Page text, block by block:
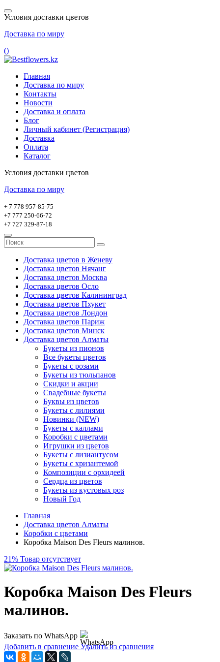
Условия доставки цветов
Доставка по миру
()
Главная
Доставка по миру
Контакты
Новости
Доставка и оплата
Блог
Личный кабинет (Регистрация)
Доставка
Оплата
Каталог
Условия доставки цветов
Доставка по миру
+ 7 778 957-85-75
+7 777 250-66-72
+7 727 329-87-18
Доставка цветов в Женеву
Доставка цветов Нячанг
Доставка цветов Москва
Доставка цветов Осло
Доставка цветов Калининград
Доставка цветов Пхукет
Доставка цветов Лондон
Доставка цветов Париж
Доставка цветов Минск
Доставка цветов Алматы
Букеты из пионов
Все букеты цветов
Букеты с розами
Букеты из тюльпанов
Скидки и акции
Свадебные букеты
Буквы из цветов
Букеты с лилиями
Новинки (NEW)
Букеты с каллами
Коробки с цветами
Игрушки из цветов
Букеты с лизиантусом
Букеты с хризантемой
Композиции с орхидеей
Сердца из цветов
Букеты из кустовых роз
Новый Год
Главная
Доставка цветов Алматы
Коробки с цветами
Коробка Maison Des Fleurs малинов.
21% Товар отсутствует
Коробка Maison Des Fleurs
малинов.
Заказать по WhatsApp
Добавить в сравнение Удалить из сравнения